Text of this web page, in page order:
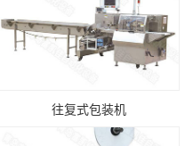
往复式包装机